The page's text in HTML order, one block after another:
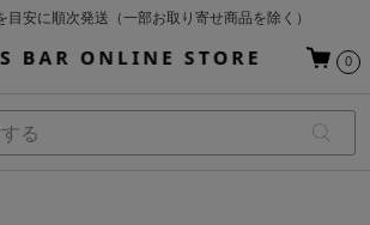
目安に順次発送（一部お取り寄せ商品を除く）
配送料 ¥550(沖縄・離島を除く)
0